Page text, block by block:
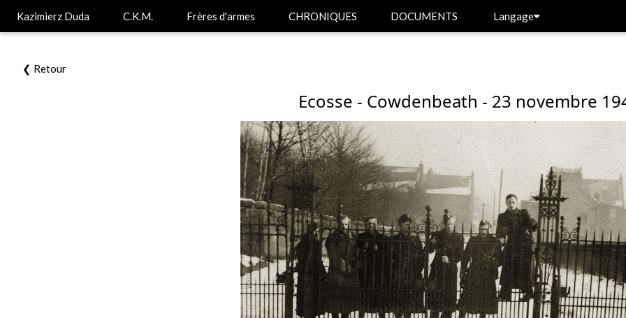
Kazimierz Duda C.K.M. Frères d'armes CHRONIQUES DOCUMENTS Langage
❮ Retour
Ecosse - Cowdenbeath - 23 novembre